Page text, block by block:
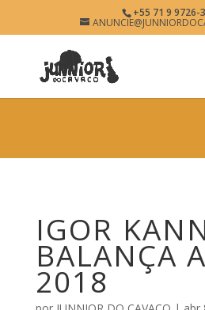
IGOR KANNÁRIO
ARACAJÚ 2018 •
CAVACO • O SITE DO
PAGODÃO
www.junniordocavaco.com.br
+55 71 9 9726-
IGOR
BALANÇA
2018
× Free - In Google Play